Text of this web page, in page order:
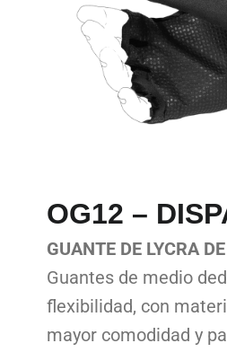
OG12 –
GUANTE DE LYCRA
Guantes de medio
flexibilidad, con
mayor comodidad y